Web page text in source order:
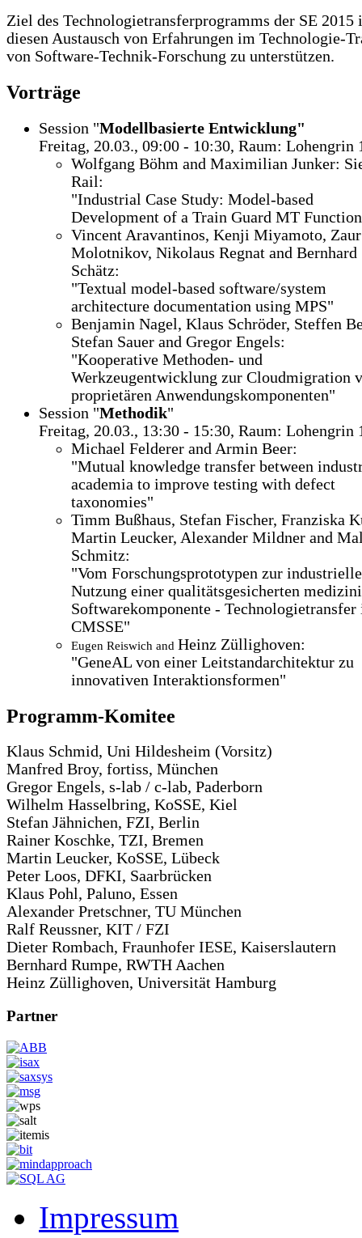
Ziel des Technologietransferprogramms der SE 2015
diesen Austausch von Erfahrungen im Technologie-
von Software-Technik-Forschung zu unterstützen.
Vorträge
Session "Modellbasierte Entwicklung"
Freitag, 20.03., 09:00 - 10:30, Raum: Lohengrin
Wolfgang Böhm and Maximilian Junker:
Rail:
"Industrial Case Study: Model-based
Development of a Train Guard MT
Vincent Aravantinos, Kenji Miyamoto, Zaur
Molotnikov, Nikolaus Regnat and Bernhard
Schätz:
"Textual model-based software/system
architecture documentation using MPS"
Benjamin Nagel, Klaus Schröder, Steffen
Stefan Sauer and Gregor Engels:
"Kooperative Methoden- und
Werkzeugentwicklung zur Cloudmigration
proprietären Anwendungskomponenten"
Session "Methodik"
Freitag, 20.03., 13:30 - 15:30, Raum: Lohengrin
Michael Felderer and Armin Beer:
"Mutual knowledge transfer between
academia to improve testing with defect
taxonomies"
Timm Bußhaus, Stefan Fischer, Franziska
Martin Leucker, Alexander Mildner and
Schmitz:
"Vom Forschungsprototypen zur
Nutzung einer qualitätsgesicherten
Softwarekomponente - Technologietransfer
CMSSE"
Eugen Reiswich and Heinz Züllighoven:
"GeneAL­ von einer Leitstandarchitektur zu
innovativen Interaktionsformen"
Programm-Komitee
Klaus Schmid, Uni Hildesheim (Vorsitz)
Manfred Broy, fortiss, München
Gregor Engels, s-lab / c-lab, Paderborn
Wilhelm Hasselbring, KoSSE, Kiel
Stefan Jähnichen, FZI, Berlin
Rainer Koschke, TZI, Bremen
Martin Leucker, KoSSE, Lübeck
Peter Loos, DFKI, Saarbrücken
Klaus Pohl, Paluno, Essen
Alexander Pretschner, TU München
Ralf Reussner, KIT / FZI
Dieter Rombach, Fraunhofer IESE, Kaiserslautern
Bernhard Rumpe, RWTH Aachen
Heinz Züllighoven, Universität Hamburg
Partner
Impressum